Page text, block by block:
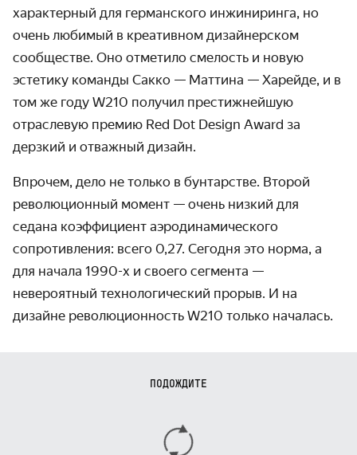
характерный для германского инжиниринга, но
очень любимый в креативном дизайнерском
сообществе. Оно отметило смелость и новую
эстетику команды Сакко — Маттина — Харейде, и в
том же году W210 получил престижнейшую
отраслевую премию Red Dot Design Award за
дерзкий и отважный дизайн.
Впрочем, дело не только в бунтарстве. Второй
революционный момент — очень низкий для
седана коэффициент аэродинамического
сопротивления: всего 0,27. Сегодня это норма, а
для начала 1990-х и своего сегмента —
невероятный технологический прорыв. И на
дизайне революционность W210 только началась.
ПОДОЖДИТЕ